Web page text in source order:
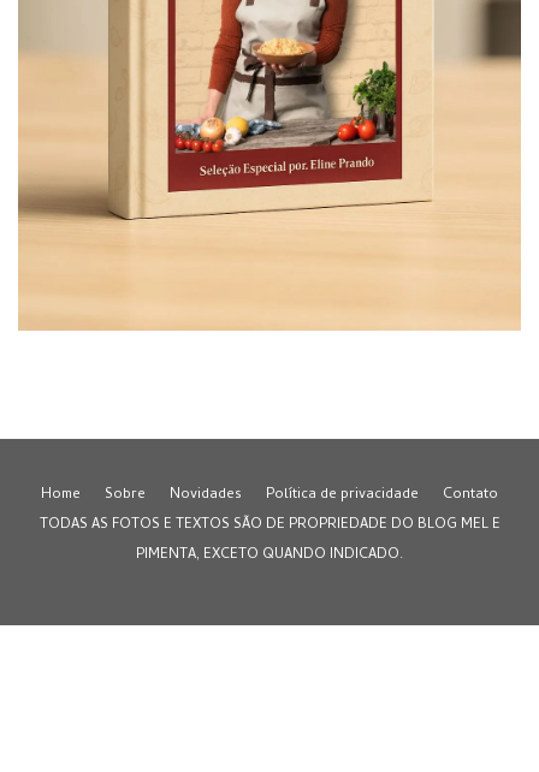
Home Sobre Novidades Política de privacidade
Contato
TODAS AS FOTOS E TEXTOS SÃO DE PROPRIEDADE DO BLOG MEL E
PIMENTA, EXCETO QUANDO INDICADO.